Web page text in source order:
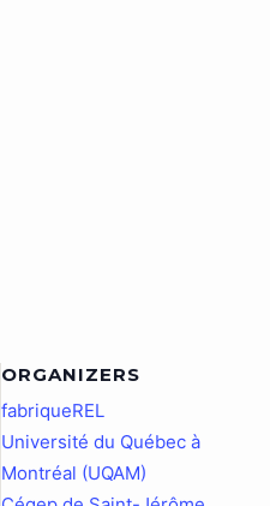
ORGANIZERS
fabriqueREL
Université du Québec à
Montréal (UQAM)